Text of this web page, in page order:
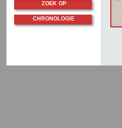
ZOEK OP
CHRONOLOGIE